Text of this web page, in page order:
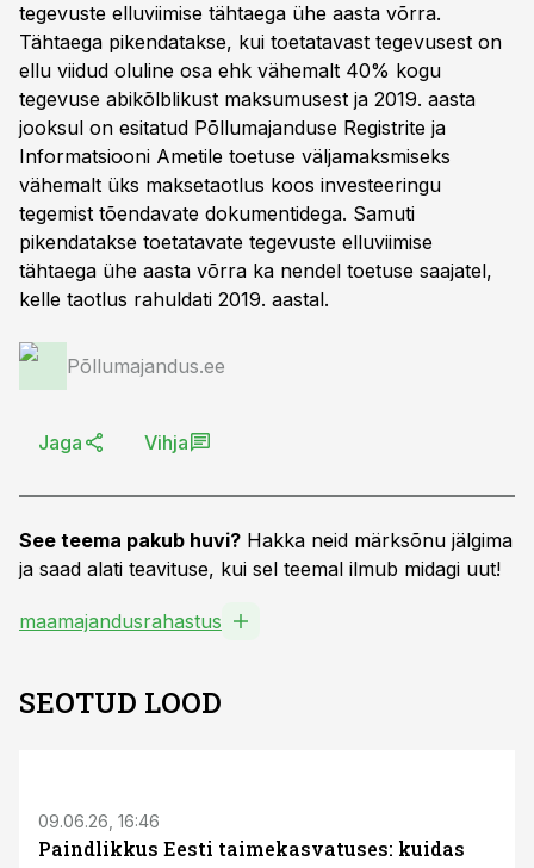
tegevuste elluviimise tähtaega ühe aasta võrra.
Tähtaega pikendatakse, kui toetatavast tegevusest on
ellu viidud oluline osa ehk vähemalt 40% kogu
tegevuse abikõlblikust maksumusest ja 2019. aasta
jooksul on esitatud Põllumajanduse Registrite ja
Informatsiooni Ametile toetuse väljamaksmiseks
vähemalt üks maksetaotlus koos investeeringu
tegemist tõendavate dokumentidega. Samuti
pikendatakse toetatavate tegevuste elluviimise
tähtaega ühe aasta võrra ka nendel toetuse saajatel,
kelle taotlus rahuldati 2019. aastal.
Põllumajandus.ee
Jaga Vihja
See teema pakub huvi? Hakka neid märksõnu jälgima
ja saad alati teavituse, kui sel teemal ilmub midagi uut!
maamajandusrahastus
SEOTUD LOOD
09.06.26, 16:46
Paindlikkus Eesti taimekasvatuses: kuidas